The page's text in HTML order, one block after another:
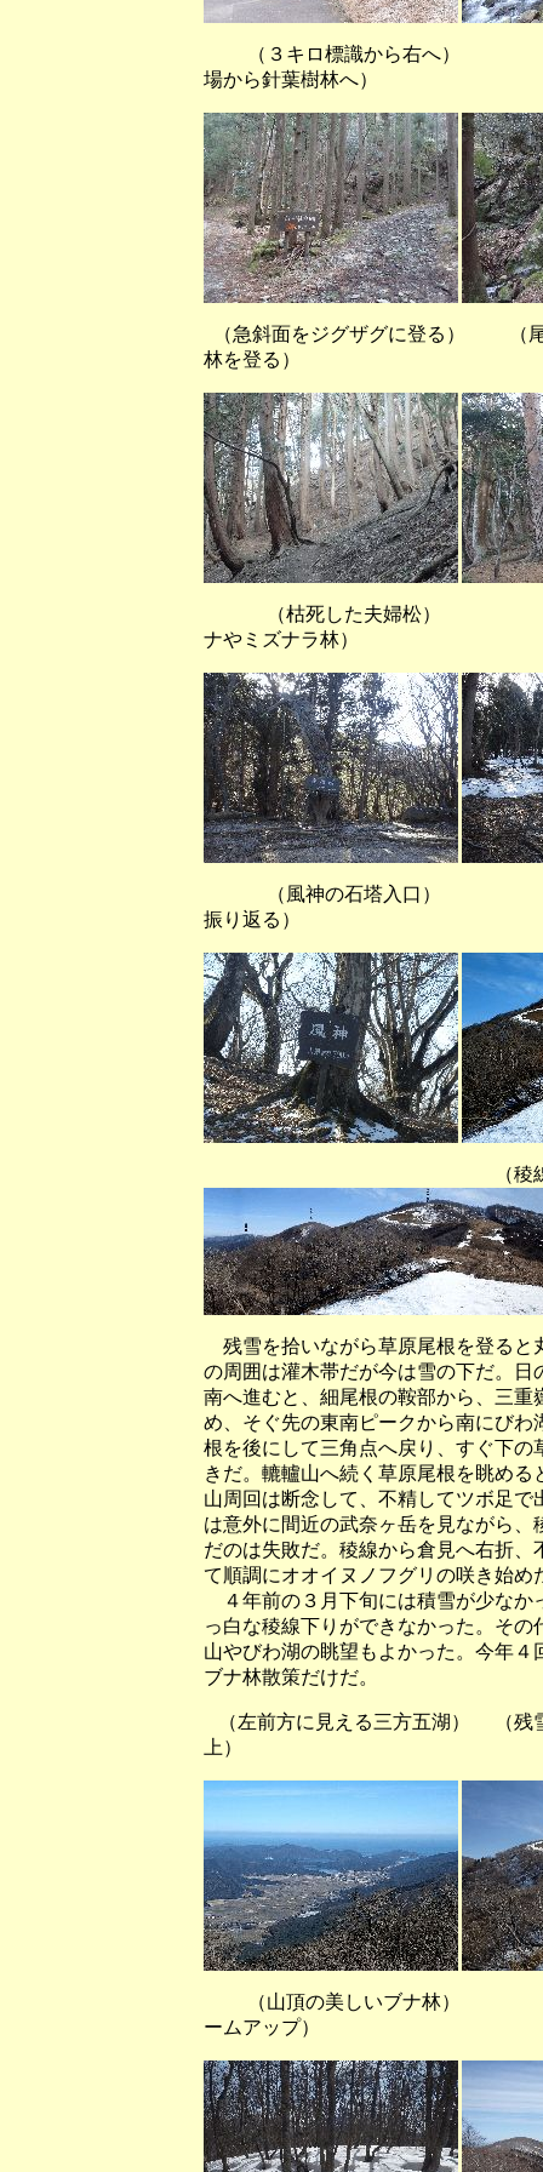
（３キロ標識から右
場から針葉樹林へ）
（急斜面をジグザグに登る） （尾
林を登る）
（枯死した夫婦松） （Ｃ
ナやミズナラ林）
（風神の石塔入口） （稜線
振り返る）
（稜線から北の三十
残雪を拾いながら草原尾根を登ると
の周囲は灌木帯だが今は雪の下だ。
南へ進むと、細尾根の鞍部から、三
め、そぐ先の東南ピークから南にび
根を後にして三角点へ戻り、すぐ下
きだ。轆轤山へ続く草原尾根を眺め
山周回は断念して、不精してツボ足
は意外に間近の武奈ヶ岳を見ながら
だのは失敗だ。稜線から倉見へ右折
て順調にオオイヌノフグリの咲き始め
４年前の３月下旬には積雪が少なか
っ白な稜線下りができなかった。そ
山やびわ湖の眺望もよかった。今年
ブナ林散策だけだ。
（左前方に見える三方五湖） （
上）
（山頂の美しいブナ林）
ームアップ）